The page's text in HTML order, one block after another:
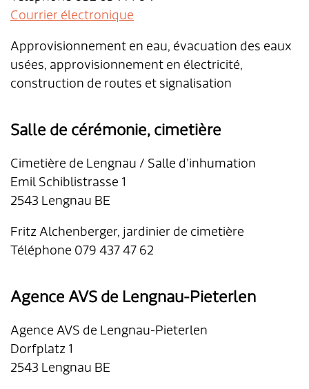
Courrier électronique
Approvisionnement en eau, évacuation des eaux
usées, approvisionnement en électricité,
construction de routes et signalisation
Salle de cérémonie, cimetière
Cimetière de Lengnau / Salle d’inhumation
Emil Schiblistrasse 1
2543 Lengnau BE
Fritz Alchenberger, jardinier de cimetière
Téléphone 079 437 47 62
Agence AVS de Lengnau-Pieterlen
Agence AVS de Lengnau-Pieterlen
Dorfplatz 1
2543 Lengnau BE